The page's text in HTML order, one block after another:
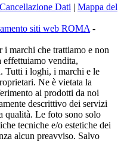
Dati | Mappa del
siti web ROMA -
i marchi che trattiamo e non
effettuiamo vendita,
Tutti i loghi, i marchi e le
Ne è vietata la
ai prodotti da noi
descrittivo dei servizi
qualità. Le foto sono solo
tecniche e/o estetiche dei
alcun preavviso. Salvo